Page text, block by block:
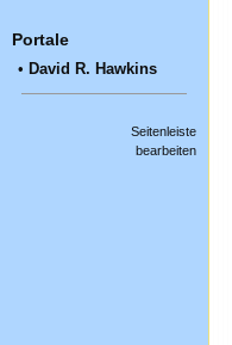
Portale
• David R. Hawkins
Seitenleiste
bearbeiten